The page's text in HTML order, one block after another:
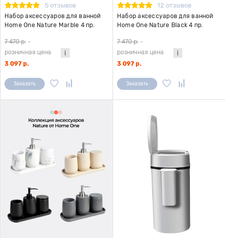
5 отзывов
Набор аксессуаров для ванной
Home One Nature Marble 4 пр.
7 470 р. -
розничная цена
3 097 р.
Заказать
12 отзывов
Набор аксессуаров для ванной
Home One Nature Black 4 пр.
7 470 р. -
розничная цена
3 097 р.
Заказать